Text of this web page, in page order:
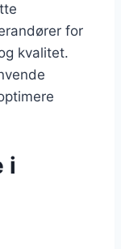
for
kvalitet.
i